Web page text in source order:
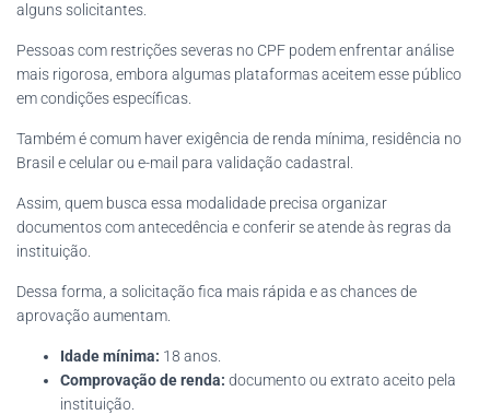
alguns solicitantes.
Pessoas com restrições severas no CPF podem enfrentar análise
mais rigorosa, embora algumas plataformas aceitem esse público
em condições específicas.
Também é comum haver exigência de renda mínima, residência no
Brasil e celular ou e-mail para validação cadastral.
Assim, quem busca essa modalidade precisa organizar
documentos com antecedência e conferir se atende às regras da
instituição.
Dessa forma, a solicitação fica mais rápida e as chances de
aprovação aumentam.
Idade mínima: 18 anos.
Comprovação de renda: documento ou extrato aceito pela
instituição.